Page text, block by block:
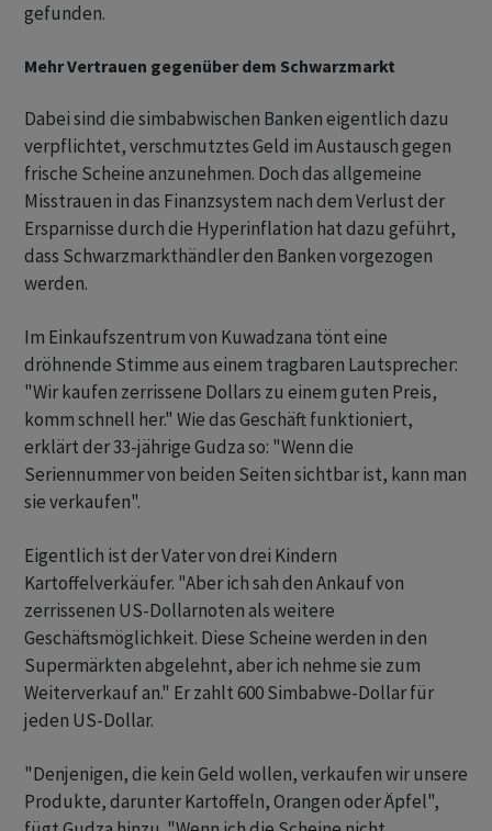
gefunden.
Mehr Vertrauen gegenüber dem Schwarzmarkt
Dabei sind die simbabwischen Banken eigentlich dazu
verpflichtet, verschmutztes Geld im Austausch gegen
frische Scheine anzunehmen. Doch das allgemeine
Misstrauen in das Finanzsystem nach dem Verlust der
Ersparnisse durch die Hyperinflation hat dazu geführt,
dass Schwarzmarkthändler den Banken vorgezogen
werden.
Im Einkaufszentrum von Kuwadzana tönt eine
dröhnende Stimme aus einem tragbaren Lautsprecher:
"Wir kaufen zerrissene Dollars zu einem guten Preis,
komm schnell her." Wie das Geschäft funktioniert,
erklärt der 33-jährige Gudza so: "Wenn die
Seriennummer von beiden Seiten sichtbar ist, kann man
sie verkaufen".
Eigentlich ist der Vater von drei Kindern
Kartoffelverkäufer. "Aber ich sah den Ankauf von
zerrissenen US-Dollarnoten als weitere
Geschäftsmöglichkeit. Diese Scheine werden in den
Supermärkten abgelehnt, aber ich nehme sie zum
Weiterverkauf an." Er zahlt 600 Simbabwe-Dollar für
jeden US-Dollar.
"Denjenigen, die kein Geld wollen, verkaufen wir unsere
Produkte, darunter Kartoffeln, Orangen oder Äpfel",